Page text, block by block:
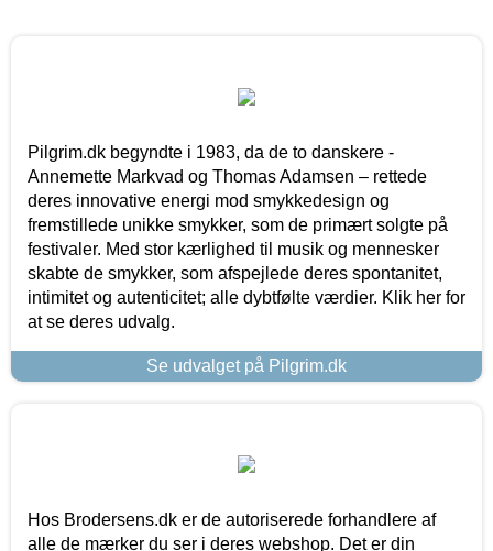
Pilgrim.dk begyndte i 1983, da de to danskere -
Annemette Markvad og Thomas Adamsen – rettede
deres innovative energi mod smykkedesign og
fremstillede unikke smykker, som de primært solgte på
festivaler. Med stor kærlighed til musik og mennesker
skabte de smykker, som afspejlede deres spontanitet,
intimitet og autenticitet; alle dybtfølte værdier. Klik her for
at se deres udvalg.
Se udvalget på Pilgrim.dk
Hos Brodersens.dk er de autoriserede forhandlere af
alle de mærker du ser i deres webshop. Det er din